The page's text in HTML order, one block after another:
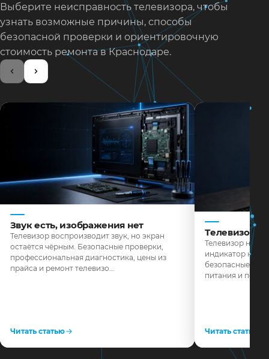
Выберите неисправность телевизора, чтобы
узнать возможные причины, способы
безопасной проверки и ориентировочную
стоимость ремонта в Краснодаре.
Звук есть, изображения нет
Телевизор воспроизводит звук, но экран
остаётся чёрным. Безопасные проверки,
профессиональная диагностика, цены из
прайса и ремонт телевизо…
Читать статью
Телевизор
Телевизор не
индикатор не
безопасные
питания и
Читать статью